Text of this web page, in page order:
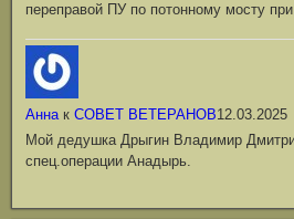
переправой ПУ по потонному мосту
Аннак СОВЕТ ВЕТЕРАНОВ12.03.2025
Мой дедушка Дрыгин Владимир
спец.операции Анадырь.